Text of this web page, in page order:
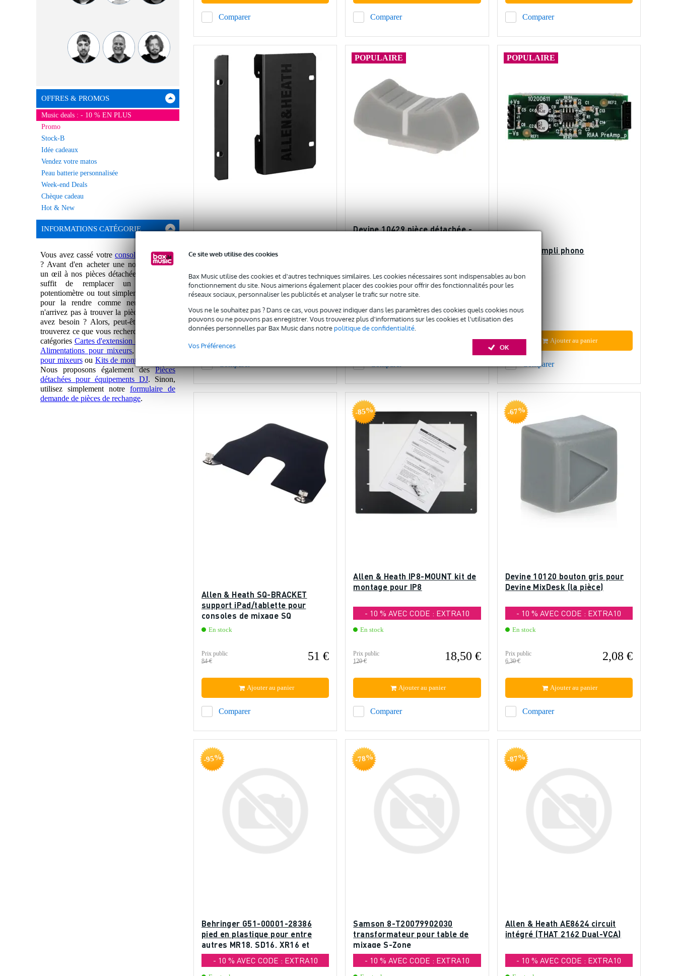
Ce site web utilise des cookies
Bax Music utilise des cookies et d'autres techniques similaires. Les cookies nécessaires sont indispensables au bon
fonctionnement du site. Nous aimerions également placer des cookies pour offrir des fonctionnalités pour les
réseaux sociaux, personnaliser les publicités et analyser le trafic sur notre site.
Vous ne le souhaitez pas ? Dans ce cas, vous pouvez indiquer dans les paramètres des cookies quels cookies nous
pouvons ou ne pouvons pas enregistrer. Vous trouverez plus d'informations sur les cookies et l'utilisation des
données personnelles par Bax Music dans notrepolitique de confidentialité.
OK
Vos Préférences
OFFRES & PROMOS
Music deals : - 10 % EN PLUS
Promo
Stock-B
Idée cadeaux
Vendez votre matos
Peau batterie personnalisée
Week-end Deals
Chèque cadeau
Hot & New
INFORMATIONS CATÉGORIE
Vous avez cassé votre console de mixage
? Avant d'en acheter une nouvelle, jetez
un œil à nos pièces détachées. Parfois, il
suffit de remplacer un fader, un
potentiomètre ou tout simplement une vis
pour la rendre comme neuve ! Vous
n'arrivez pas à trouver la pièce dont vous
avez besoin ? Alors, peut-être que vous
trouverez ce que vous recherchez dans les
catégories Cartes d'extension & interfaces
Alimentations pour mixeurs,
pour mixeursou Kits de montage en rack
Nous proposons également desPièces
détachées pour équipements DJ. Sinon,
utilisez simplement notre formulaire de
demande de pièces de rechange.
Comparer Comparer Comparer
de montage en rack pour AB168
En stock
Prix public
79 €
38 €
POPULAIRE
Devine 10429 pièce détachée -
En stock
Prix public
6,30 €
2,08 €
POPULAIRE
D&R préampli phono
En stock
35 €
Comparer
Ajouter au panier
Allen & Heath SQ-BRACKET
support iPad/tablette pour
consoles de mixage SQ
En stock
Prix public
84 €
51 €
Comparer
Ajouter au panier
-85%
Allen & Heath IP8-MOUNT kit de
montage pour IP8
- 10 % AVEC CODE : EXTRA10
En stock
Prix public
120 €
18,50 €
Comparer
Ajouter au panier
-67%
Devine 10120 bouton gris pour
Devine MixDesk (la pièce)
- 10 % AVEC CODE : EXTRA10
En stock
Prix public
6,30 €
2,08 €
Comparer
Ajouter au panier
-95%
Behringer G51-00001-28386
pied en plastique pour entre
autres MR18, SD16, XR16 et
XR18- 10 % AVEC CODE : EXTRA10
-78%
Samson 8-T20079902030
transformateur pour table de
mixage S-Zone
- 10 % AVEC CODE : EXTRA10
-87%
Allen & Heath AE8624 circuit
intégré (THAT 2162 Dual-VCA)
- 10 % AVEC CODE : EXTRA10